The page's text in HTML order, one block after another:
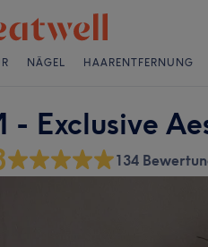
NÄGEL HAARENTFERNUNG
- Exclusive
134